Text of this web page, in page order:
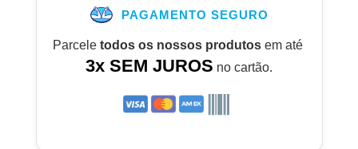
PAGAMENTO SEGURO
Parcele todos os nossos produtosem até
3x SEM JUROS no cartão.